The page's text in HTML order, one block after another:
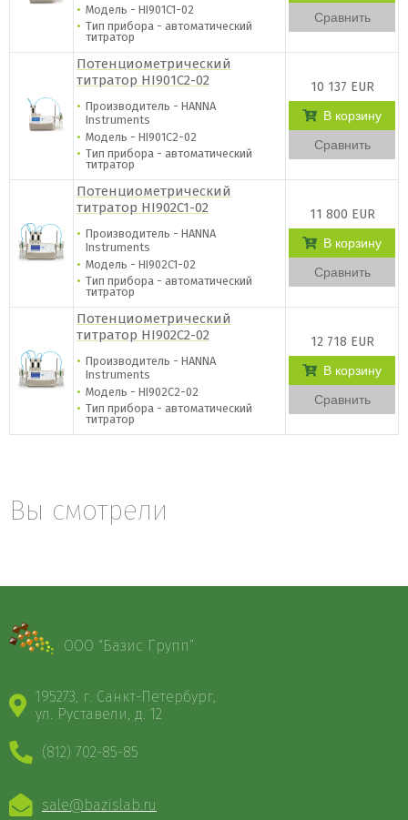
Модель - HI901C1-02
Тип прибора - автоматический
титратор
Сравнить
Потенциометрический
титратор HI901C2-02
Производитель - HANNA
Instruments
Модель - HI901C2-02
Тип прибора - автоматический
титратор
10 137 EUR
В корзину
Сравнить
Потенциометрический
титратор HI902C1-02
Производитель - HANNA
Instruments
Модель - HI902C1-02
Тип прибора - автоматический
титратор
11 800 EUR
В корзину
Сравнить
Потенциометрический
титратор HI902C2-02
Производитель - HANNA
Instruments
Модель - HI902C2-02
Тип прибора - автоматический
титратор
12 718 EUR
В корзину
Сравнить
Вы смотрели
ООО “Базис Групп”
195273, г. Санкт-Петербург,
ул. Руставели, д. 12
(812) 702-85-85
sale@bazislab.ru